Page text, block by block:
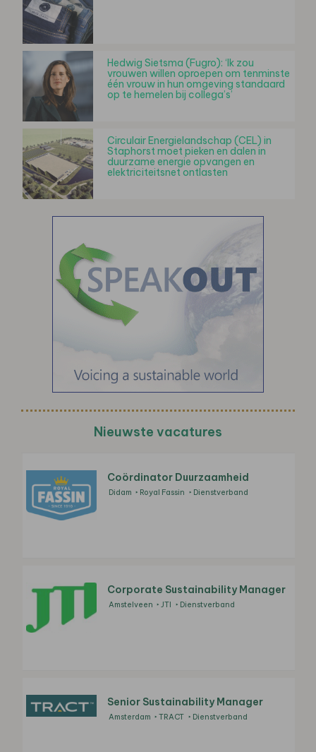
Hedwig Sietsma (Fugro): ‘Ik zou
vrouwen willen oproepen om tenminste
één vrouw in hun omgeving standaard
op te hemelen bij collega’s’
Circulair Energielandschap (CEL) in
Staphorst moet pieken en dalen in
duurzame energie opvangen en
elektriciteitsnet ontlasten
Nieuwste vacatures
Coördinator Duurzaamheid
Didam Royal Fassin Dienstverband
Corporate Sustainability Manager
Amstelveen JTI Dienstverband
Senior Sustainability Manager
Amsterdam TRACT Dienstverband